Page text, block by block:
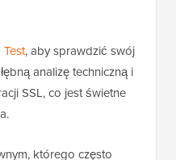
, aby sprawdzić swój
analizę techniczną i
SSL, co jest świetne
którego często